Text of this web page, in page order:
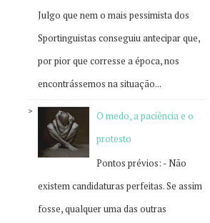
Julgo que nem o mais pessimista dos
Sportinguistas conseguiu antecipar que,
por pior que corresse a época, nos
encontrássemos na situação...
O medo, a paciência e o
protesto
Pontos prévios: - Não
existem candidaturas perfeitas. Se assim
fosse, qualquer uma das outras